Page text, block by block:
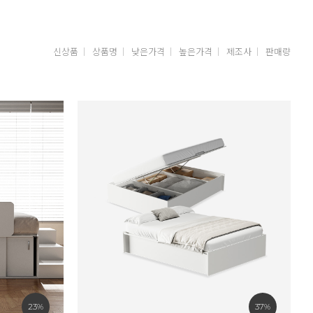
신상품 상품명 낮은가격 높은가격 제조사 판매량
23% 37%